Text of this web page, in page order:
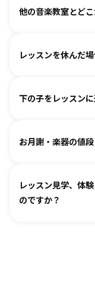
る、というお声も多
ご覧いただき、徐
各指導者がお子様
どを通して楽しみ
他の音楽教室とど
言葉を身につける
ァルトなどの名曲
レッスンを休んだ
教室ごとに時間割
オンラインレッス
下の子をレッスン
どうぞお連れくだ
お月謝・楽器の値
お月謝は教室によ
ださい。
レッスン見学、体
のですか？